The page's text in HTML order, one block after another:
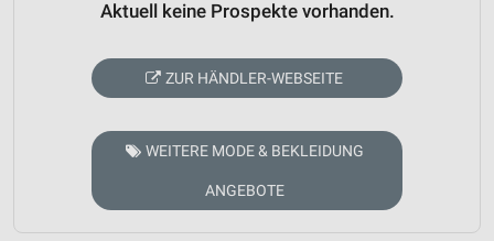
Aktuell keine Prospekte vorhanden.
ZUR HÄNDLER-WEBSEITE
WEITERE MODE & BEKLEIDUNG
ANGEBOTE